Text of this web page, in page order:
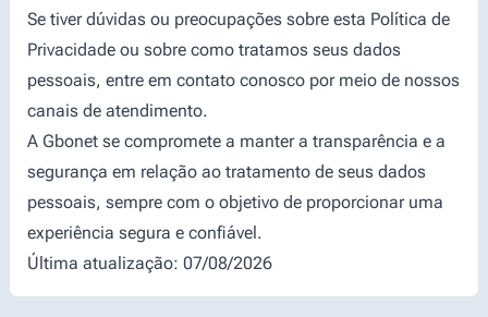
Se tiver dúvidas ou preocupações sobre esta Política de
Privacidade ou sobre como tratamos seus dados
pessoais, entre em contato conosco por meio de nossos
canais de atendimento.
A Gbonet se compromete a manter a transparência e a
segurança em relação ao tratamento de seus dados
pessoais, sempre com o objetivo de proporcionar uma
experiência segura e confiável.
Última atualização: 07/08/2026